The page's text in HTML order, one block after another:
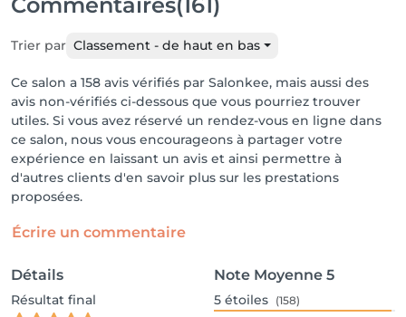
Trier par Classement - de haut en bas
Ce salon a 158 avis vérifiés par Salonkee, mais aussi des
avis non-vérifiés ci-dessous que vous pourriez trouver
utiles. Si vous avez réservé un rendez-vous en ligne dans
ce salon, nous vous encourageons à partager votre
expérience en laissant un avis et ainsi permettre à
d'autres clients d'en savoir plus sur les prestations
proposées.
Écrire un commentaire
Détails
Résultat final
Note Moyenne 5
5 étoiles (158)